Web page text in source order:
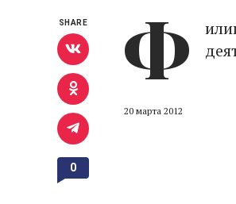
Ф
20 марта 2012
SHARE
0